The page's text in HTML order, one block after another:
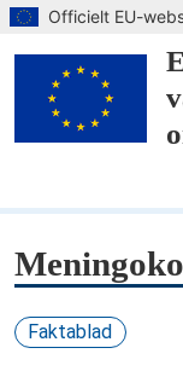
Officielt EU-
Main
Faktablad